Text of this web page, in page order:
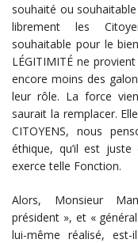
souhaité ou
librement les
souhaitable pour le
LÉGITIMITÉ ne
encore moins des
leur rôle. La force
saurait la remplacer.
CITOYENS, nous
éthique, qu’il est
exerce telle Fonction.
Alors, Monsieur
président », et « général
lui-même réalisé, est-